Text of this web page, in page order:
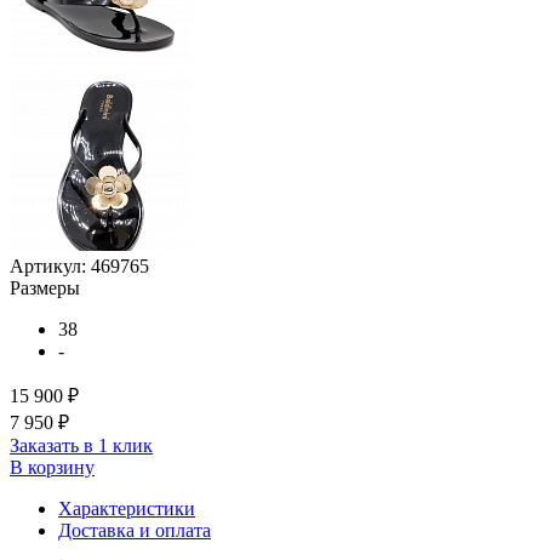
Артикул: 469765
Размеры
38
-
15 900 ₽
7 950 ₽
Заказать в 1 клик
В корзину
Характеристики
Доставка и оплата